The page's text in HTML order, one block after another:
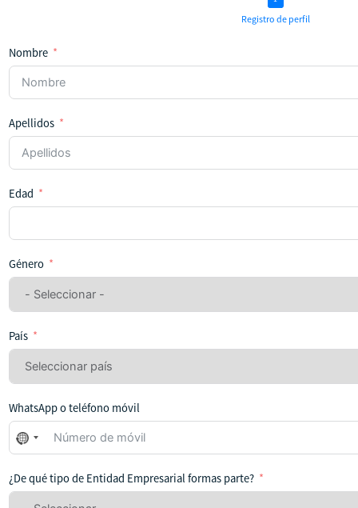
Registro de perfil
Nombre
Apellidos
Edad
Género
País
WhatsApp o teléfono móvil
No
se
seleccionado
¿De qué tipo de Entidad Empresarial formas parte?